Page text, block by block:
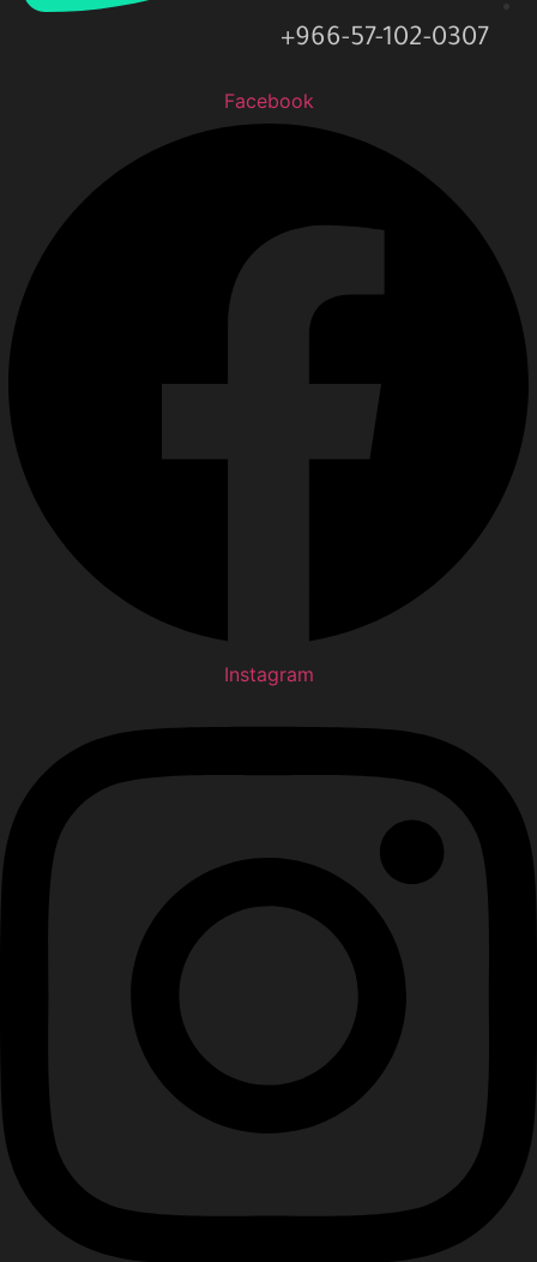
966-57-102-0307+
Facebook
Instagram